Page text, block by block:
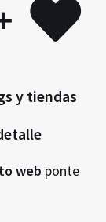
y tiendas
web ponte